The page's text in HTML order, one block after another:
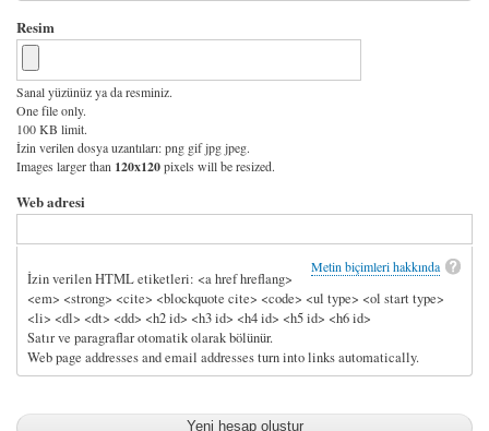
Resim
Sanal yüzünüz ya da resminiz.
One file only.
100 KB limit.
İzin verilen dosya uzantıları: png gif jpg jpeg.
Images larger than 120x120pixels will be resized.
Web adresi
Metin biçimleri hakkında
İzin verilen HTML etiketleri: <a href hreflang>
<em> <strong> <cite> <blockquote cite> <code> <ul type> <ol start type>
<li> <dl> <dt> <dd> <h2 id> <h3 id> <h4 id> <h5 id> <h6 id>
Satır ve paragraflar otomatik olarak bölünür.
Web page addresses and email addresses turn into links automatically.